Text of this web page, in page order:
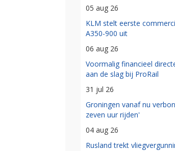
05 aug 26
KLM stelt eerste
A350-900 uit
06 aug 26
Voormalig financieel
aan de slag bij ProRail
31 jul 26
Groningen vanaf nu
zeven uur rijden'
04 aug 26
Rusland trekt